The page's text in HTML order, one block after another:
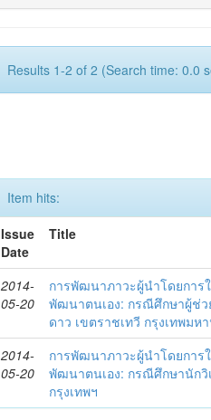
Results 1-2 of 2 (Search time: 0.0
Item hits:
Issue
Date
Title
2014-
05-20
การพัฒนาภาวะผู้นำโดยการ
พัฒนาตนเอง: กรณีศึกษาผู้ช่ว
ดาว เขตราชเทวี กรุงเทพมห
2014-
05-20
การพัฒนาภาวะผู้นำโดยการ
พัฒนาตนเอง: กรณีศึกษานักวิ
กรุงเทพฯ